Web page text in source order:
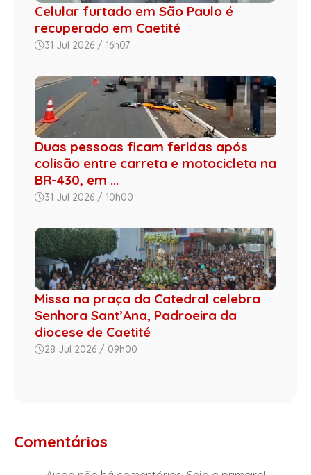
Celular furtado em São Paulo é
recuperado em Caetité
31 Jul 2026 / 16h07
Duas pessoas ficam feridas após
colisão entre carreta e motocicleta na
BR-430, em ...
31 Jul 2026 / 10h00
Missa na praça da Catedral celebra
Senhora Sant’Ana, Padroeira da
diocese de Caetité
28 Jul 2026 / 09h00
Comentários